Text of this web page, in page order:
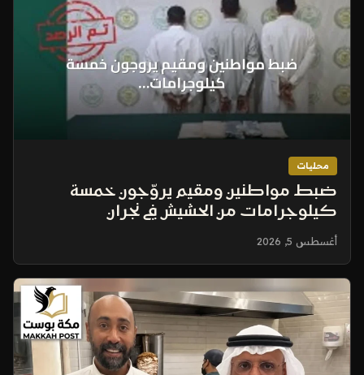
محليات
ضبط مواطنين ومقيم يروّجون خمسة
كيلوجرامات من الحشيش في نجران
أغسطس 5, 2026